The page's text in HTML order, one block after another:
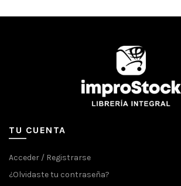
TU CUENTA
Acceder / Registrarse
¿Olvidaste tu contraseña?